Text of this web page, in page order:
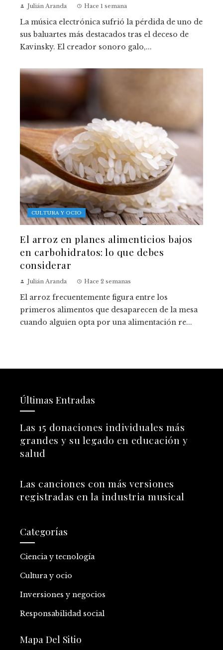
Julián Aranda Hace 1 semana
La música electrónica sufrió la pérdida de uno de
sus baluartes más destacados tras el deceso de
Kavinsky. El creador sonoro galo,...
CULTURA Y OCIO
El arroz en planes alimenticios bajos
en carbohidratos: lo que debes
considerar
Julián Aranda Hace 2 semanas
El arroz frecuentemente figura entre los
primeros alimentos que desaparecen de la mesa
cuando alguien opta por una alimentación re...
Últimas Entradas
Las 15 donaciones individuales más
grandes y su legado en educación y
salud
Las canciones con más versiones
registradas en la industria musical
Categorías
Ciencia y tecnología
Cultura y ocio
Inversiones y negocios
Responsabilidad social
Mapa Del Sitio